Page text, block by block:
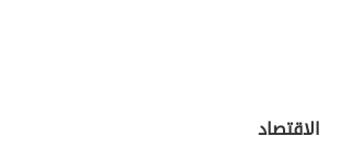
الاقتصاد